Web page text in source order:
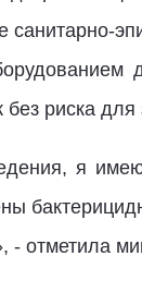
санитарно-
без риска для
я
- отметила